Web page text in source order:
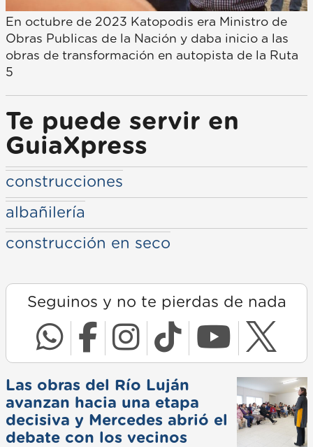
En octubre de 2023 Katopodis era Ministro de
Obras Publicas de la Nación y daba inicio a las
obras de transformación en autopista de la Ruta
5
Te puede servir en
GuiaXpress
construcciones
albañilería
construcción en seco
Seguinos y no te pierdas de nada
Las obras del Río Luján
avanzan hacia una etapa
decisiva y Mercedes abrió el
debate con los vecinos